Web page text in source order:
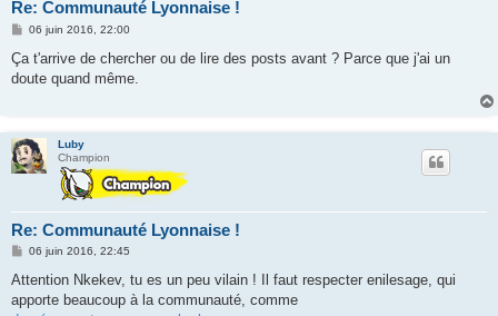
Re: Communauté Lyonnaise !
M
s
a
06 juin 2016, 22:00
Ça t'arrive de chercher ou de lire des posts avant ? Parce que j'ai un
doute quand même.
Luby
Champion
Re: Communauté Lyonnaise !
M
s
a
06 juin 2016, 22:45
Attention Nkekev, tu es un peu vilain ! Il faut respecter enilesage, qui
apporte beaucoup à la communauté, comme